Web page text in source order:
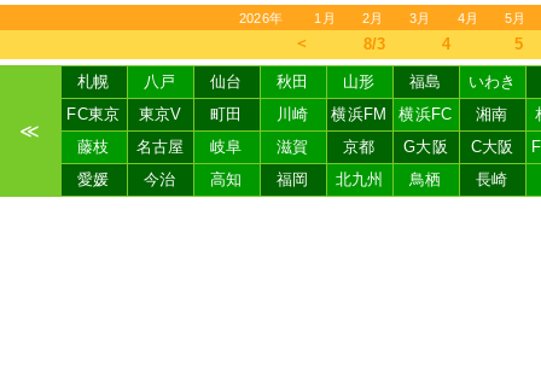
2026年 1月 2月 3月 4月 5月
＜ 8/3 4 5
≪
札幌 八戸 仙台 秋田 山形 福島
いわき
FC東京
東京V 町田 川崎 横浜FM 横浜FC 湘南
藤枝
名古屋 岐阜 滋賀 京都 G大阪 C大阪
愛媛
今治 高知 福岡 北九州 鳥栖 長崎